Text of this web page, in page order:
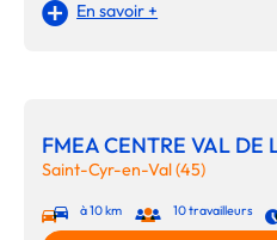
En savoir +
FMEA CENTRE VAL DE
Saint-Cyr-en-Val (45)
à 10 km 10 travailleurs